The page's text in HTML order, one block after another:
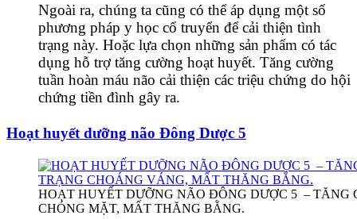
Ngoài ra, chúng ta cũng có thể áp dụng một số
phương pháp y học cổ truyển để cải thiện tình
trạng này. Hoặc lựa chọn những sản phẩm có tác
dụng hỗ trợ tăng cường hoạt huyết. Tăng cường
tuần hoàn máu não cải thiện các triệu chứng do hội
chứng tiền đình gây ra.
Hoạt huyết dưỡng não Đông Dược 5
HOẠT HUYẾT DƯỠNG NÃO ĐÔNG DƯỢC 5 –
CHÓNG MẶT, MẤT THĂNG BẰNG.